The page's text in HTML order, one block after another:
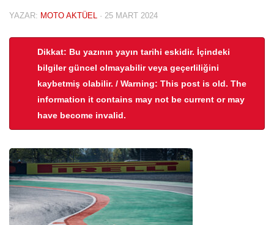
YAZAR: MOTO AKTÜEL · 25 MART 2024
Dikkat: Bu yazının yayın tarihi eskidir. İçindeki
bilgiler güncel olmayabilir veya geçerliliğini
kaybetmiş olabilir. / Warning: This post is old. The
information it contains may not be current or may
have become invalid.